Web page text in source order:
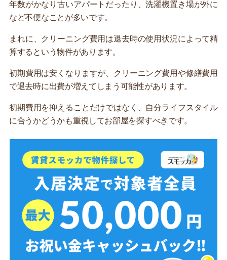
年数がかなり古いアパートだったり、洗濯機置き場が外に
など不便なことが多いです。
まれに、クリーニング費用は退去時の使用状況によって精
算するという物件があります。
初期費用は安くなりますが、クリーニング費用や修繕費用
で退去時に出費が増えてしまう可能性があります。
初期費用を抑えることだけではなく、自分ライフスタイル
に合うかどうかも重視してお部屋を探すべきです。